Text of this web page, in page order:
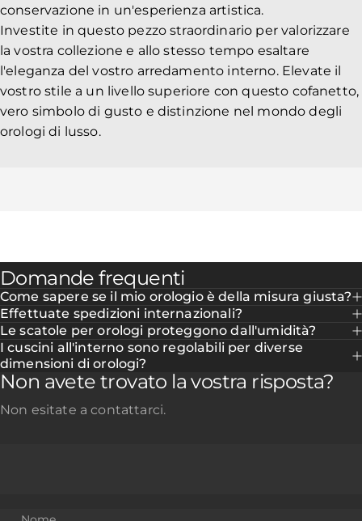
conservazione in un'esperienza artistica.
Investite in questo pezzo straordinario per valorizzare
la vostra collezione e allo stesso tempo esaltare
l'eleganza del vostro arredamento interno. Elevate il
vostro stile a un livello superiore con questo cofanetto,
vero simbolo di gusto e distinzione nel mondo degli
orologi di lusso.
Domande frequenti
Come sapere se il mio orologio è della misura giusta?
Effettuate spedizioni internazionali?
Le scatole per orologi proteggono dall'umidità?
I cuscini all'interno sono regolabili per diverse
dimensioni di orologi?
Non avete trovato la vostra risposta?
Non esitate a contattarci.